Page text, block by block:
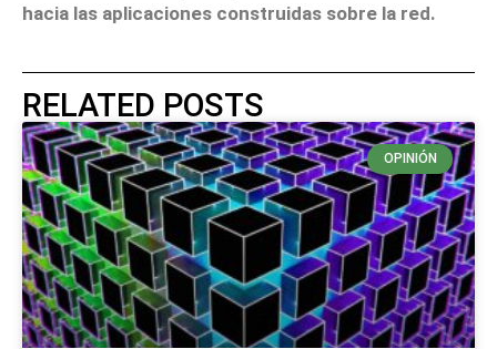
hacia las aplicaciones construidas sobre la red.
RELATED POSTS
OPINIÓN